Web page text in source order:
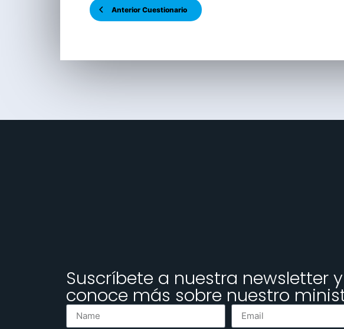
Anterior Cuestionario
Suscríbete a nuestra newsletter y
conoce más sobre nuestro